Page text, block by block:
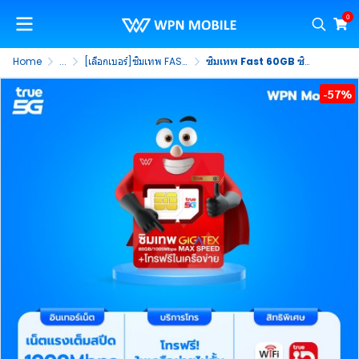
0
Home ... [เลือกเบอร์]ซิมเทพ FAST 60GB ซิมเทพ Fast 60GB ซิมเน็ต Max Speed เน็ตแรงเต็มสปีด เน็ตเดือนละ 60GB/เดือน + โทรฟรีในค่ายไม่อั้น True (ชุดที่ 3)
-57%